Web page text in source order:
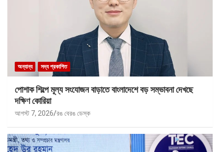
অন্যান্য সদ্য প্রকাশিত
পোশাক শিল্পে মূল্য সংযোজন বাড়াতে বাংলাদেশে বড় সম্ভাবনা দেখছে
দক্ষিণ কোরিয়া
আগস্ট 7, 2026 রঙ বেরঙ ডেস্ক